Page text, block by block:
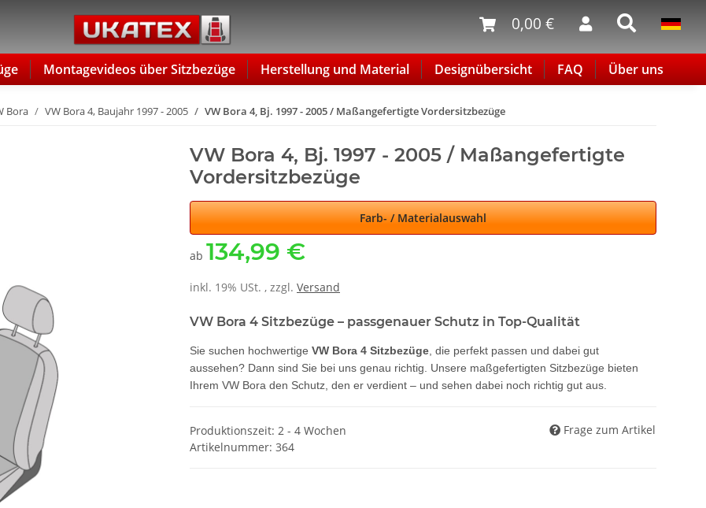
0,00 €
Montagevideos über Sitzbezüge Herstellung und Material Designübersicht FAQ Über uns
Bora VW Bora 4, Baujahr 1997 - 2005 VW Bora 4, Bj. 1997 - 2005 / Maßangefertigte Vordersitzbezüge
VW Bora 4, Bj. 1997 - 2005 / Maßangefertigte
Vordersitzbezüge
Farb- / Materialauswahl
ab 134,99 €
inkl. 19% USt. , zzgl. Versand
VW Bora 4 Sitzbezüge – passgenauer Schutz in Top-Qualität
Sie suchen hochwertige VW Bora 4 Sitzbezüge, die perfekt passen und dabei gut
aussehen? Dann sind Sie bei uns genau richtig. Unsere maßgefertigten Sitzbezüge bieten
Ihrem VW Bora den Schutz, den er verdient – und sehen dabei noch richtig gut aus.
Produktionszeit: 2 - 4 Wochen
Frage zum Artikel
Artikelnummer: 364